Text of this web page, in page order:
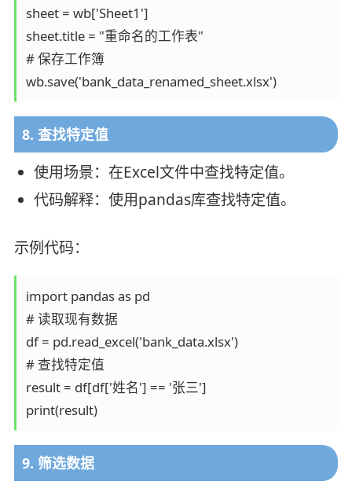
sheet = wb['Sheet1']
sheet.title = "重命名的工作表"
# 保存工作簿
wb.save('bank_data_renamed_sheet.xlsx')
8. 查找特定值
使用场景：在Excel文件中查找特定值。
代码解释：使用pandas库查找特定值。
示例代码：
import pandas as pd
# 读取现有数据
df = pd.read_excel('bank_data.xlsx')
# 查找特定值
result = df[df['姓名'] == '张三']
print(result)
9. 筛选数据